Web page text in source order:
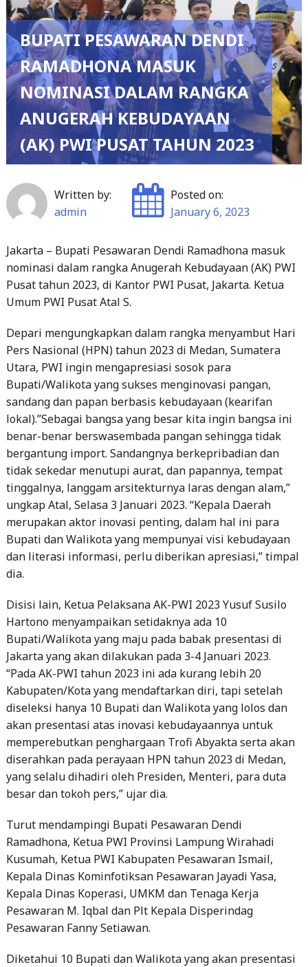
BUPATI PESAWARAN DENDI
RAMADHONA MASUK
NOMINASI DALAM RANGKA
ANUGERAH KEBUDAYAAN
(AK) PWI PUSAT TAHUN 2023
Written by:
admin
Posted on:
January 6, 2023
Jakarta – Bupati Pesawaran Dendi Ramadhona masuk
nominasi dalam rangka Anugerah Kebudayaan (AK) PWI
Pusat tahun 2023, di Kantor PWI Pusat, Jakarta. Ketua
Umum PWI Pusat Atal S.
Depari mengungkapkan dalam rangka menyambut Hari
Pers Nasional (HPN) tahun 2023 di Medan, Sumatera
Utara, PWI ingin mengapresiasi sosok para
Bupati/Walikota yang sukses menginovasi pangan,
sandang dan papan berbasis kebudayaan (kearifan
lokal).”Sebagai bangsa yang besar kita ingin bangsa ini
benar-benar berswasembada pangan sehingga tidak
bergantung import. Sandangnya berkepribadian dan
tidak sekedar menutupi aurat, dan papannya, tempat
tinggalnya, langgam arsitekturnya laras dengan alam,”
ungkap Atal, Selasa 3 Januari 2023. “Kepala Daerah
merupakan aktor inovasi penting, dalam hal ini para
Bupati dan Walikota yang mempunyai visi kebudayaan
dan literasi informasi, perlu diberikan apresiasi,” timpal
dia.
Disisi lain, Ketua Pelaksana AK-PWI 2023 Yusuf Susilo
Hartono menyampaikan setidaknya ada 10
Bupati/Walikota yang maju pada babak presentasi di
Jakarta yang akan dilakukan pada 3-4 Januari 2023.
“Pada AK-PWI tahun 2023 ini ada kurang lebih 20
Kabupaten/Kota yang mendaftarkan diri, tapi setelah
diseleksi hanya 10 Bupati dan Walikota yang lolos dan
akan presentasi atas inovasi kebudayaannya untuk
memperebutkan penghargaan Trofi Abyakta serta akan
diserahkan pada perayaan HPN tahun 2023 di Medan,
yang selalu dihadiri oleh Presiden, Menteri, para duta
besar dan tokoh pers,” ujar dia.
Turut mendampingi Bupati Pesawaran Dendi
Ramadhona, Ketua PWI Provinsi Lampung Wirahadi
Kusumah, Ketua PWI Kabupaten Pesawaran Ismail,
Kepala Dinas Kominfotiksan Pesawaran Jayadi Yasa,
Kepala Dinas Koperasi, UMKM dan Tenaga Kerja
Pesawaran M. Iqbal dan Plt Kepala Disperindag
Pesawaran Fanny Setiawan.
Diketahui 10 Bupati dan Walikota yang akan presentasi